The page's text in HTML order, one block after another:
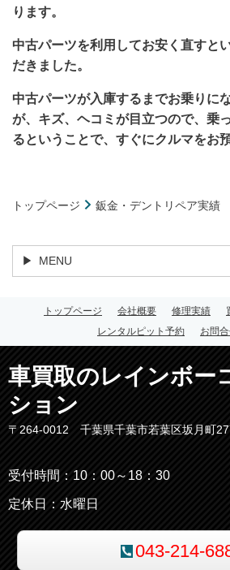
ります。
中古パーツを利用してお安く直すと
だきました。
中古パーツが入庫するまでお乗りに
が、キズ、ヘコミが目立つので、乗
るということで、すぐにクルマをお
トップページ 鈑金・デントリペア実績
MENU
トップページ 会社概要 修理実績
レンタルピット予約
お問
車買取のレインボー
ション
〒264-0012 千葉県千葉市若葉区坂月町
受付時間：10：00～18：30
定休日：水曜日
043-214-